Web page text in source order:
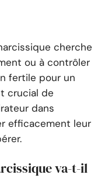
cherche
ou à contrôler
fertile pour un
crucial de
dans
efficacement leur
va-t-il